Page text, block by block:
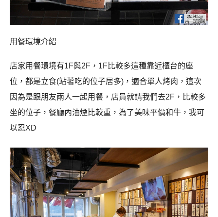
用餐環境介紹
店家用餐環境有1F與2F，1F比較多這種靠近櫃台的座
位，都是立食(站著吃的位子居多)，適合單人烤肉，這次
因為是跟朋友兩人一起用餐，店員就請我們去2F，比較多
坐的位子，餐廳內油煙比較重，為了美味平價和牛，我可
以忍XD